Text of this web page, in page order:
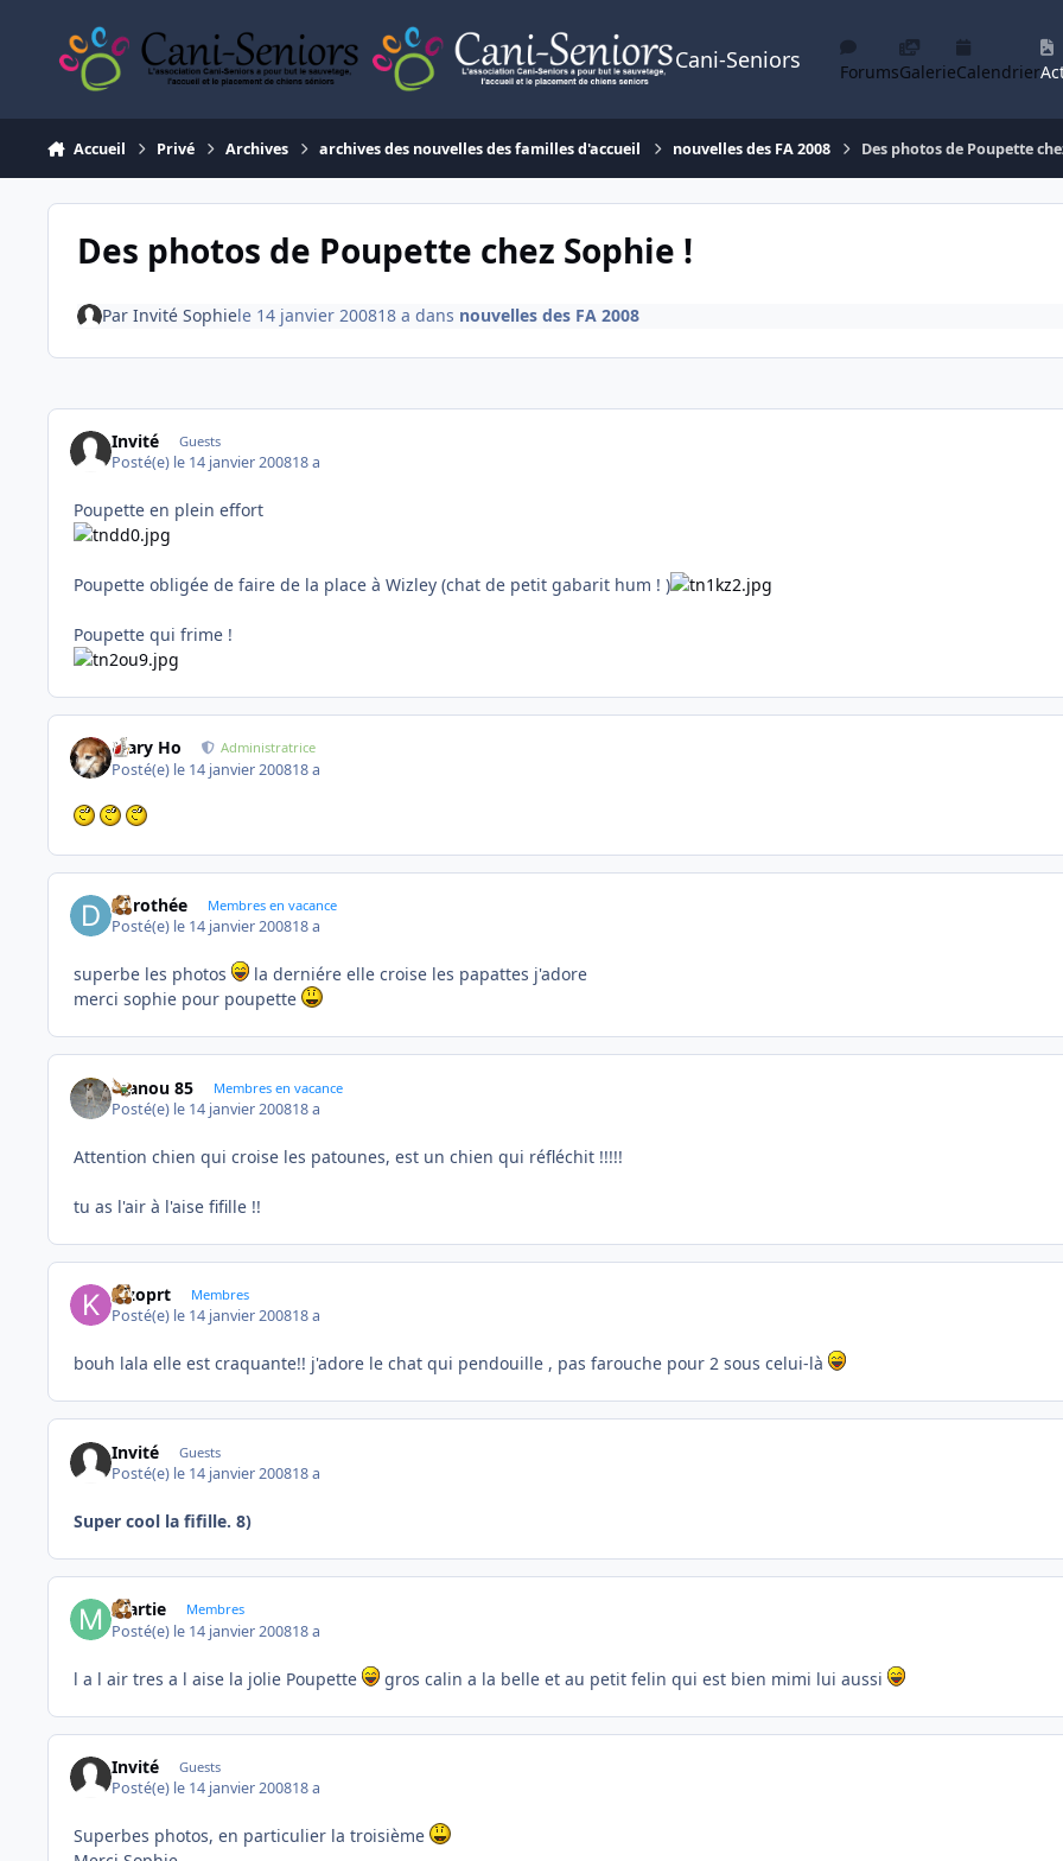
Cani-Seniors ForumsGalerieCalendrier
Accueil Privé Archives archives des nouvelles des familles d'accueil nouvelles des FA 2008 Des photos de Poupette
Des photos de Poupette chez Sophie !
Par Invité Sophiele 14 janvier 200818 a dans nouvelles des FA 2008
Invité Guests
Posté(e) le 14 janvier 200818 a
Poupette en plein effort
Poupette obligée de faire de la place à Wizley (chat de petit gabarit hum ! )
Poupette qui frime !
Mary Ho Administratrice
Posté(e) le 14 janvier 200818 a
dorothée Membres en vacance
Posté(e) le 14 janvier 200818 a
superbe les photos
la derniére elle croise les papattes j'adore
merci sophie pour poupette
manou 85 Membres en vacance
Posté(e) le 14 janvier 200818 a
Attention chien qui croise les patounes, est un chien qui réfléchit !!!!!
tu as l'air à l'aise fifille !!
kizoprt Membres
Posté(e) le 14 janvier 200818 a
bouh lala elle est craquante!! j'adore le chat qui pendouille , pas farouche pour 2 sous celui-là
Invité Guests
Posté(e) le 14 janvier 200818 a
Super cool la fifille. 8)
martie Membres
Posté(e) le 14 janvier 200818 a
l a l air tres a l aise la jolie Poupette gros calin a la belle et au petit felin qui est bien mimi lui aussi
Invité Guests
Posté(e) le 14 janvier 200818 a
Superbes photos, en particulier la troisième